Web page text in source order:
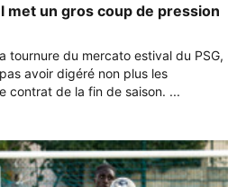
met un gros coup de pression
tournure du mercato estival du PSG,
avoir digéré non plus les
contrat de la fin de saison. ...